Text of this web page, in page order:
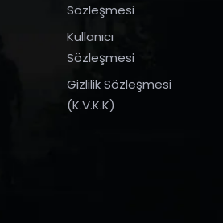
Sözleşmesi
Kullanıcı
Sözleşmesi
Gizlilik Sözleşmesi
(K.V.K.K)